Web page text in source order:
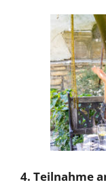
4. Teilnahme